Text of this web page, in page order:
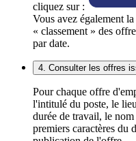
cliquez sur :
Vous avez également
« classement » des
par date.
4. Consulter les offres
Pour chaque offre
l'intitulé du poste, le
durée de travail, le
premiers caractères du